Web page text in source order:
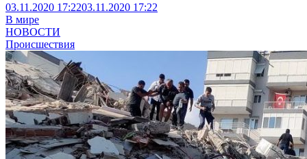
03.11.2020 17:2203.11.2020 17:22
В мире
НОВОСТИ
Происшествия